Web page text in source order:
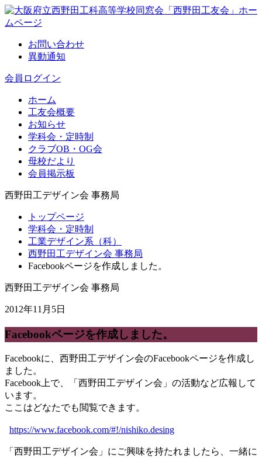
お問い合わせ
異動通知
会員ログイン
ホーム
工友会概要
お知らせ
学科会・定時制
クラブOB・OG会
母校だより
会員掲示板
西野田工デザイン会 事務局
トップページ
学科会・定時制
工業デザイン系（科）
西野田工デザイン会 事務局
Facebookページを作成しました。
西野田工デザイン会 事務局
2012年11月5日
Facebookページを作成しました。
Facebookに、西野田工デザイン会のFacebookページを作成し
ました。
Facebook上で、「西野田工デザイン会」の活動など広報して
います。
ここはどなたでも閲覧できます。
https://www.facebook.com/#!/nishiko.desing
「西野田工デザイン会」にご興味を持たれましたら、一緒に